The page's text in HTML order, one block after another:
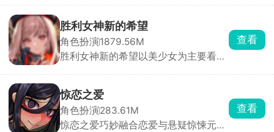
面、酷炫的特效与超爽的打击感著称，
玩家可操控尼禄或但丁，开启一场惊心
动魄的恶魔猎杀之旅。尼禄凭借恶魔右
手施展抓取、投掷等独特技能，而但丁
胜利女神新的希望
角色扮演1879.56M
胜利女神新的希望以美少女为主要看点
搭配五名妮姬技能组合，用其手上的武
器来瞄准怪物身上的高亮处并持续射
击，与侵略者展开激烈对抗。
查看
惊恋之爱
角色扮演283.61M
惊恋之爱巧妙融合恋爱与悬疑惊悚元
查看